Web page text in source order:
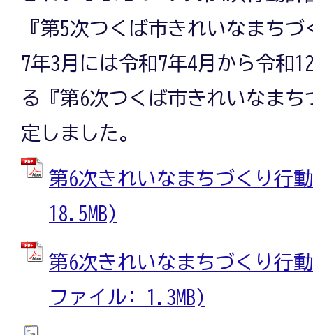
『第5次つくば市きれいなまち
7年3月には令和7年4月から令和
る『第6次つくば市きれいなま
定しました。
第6次きれいなまちづくり行
18.5MB)
第6次きれいなまちづくり行
ファイル: 1.3MB)